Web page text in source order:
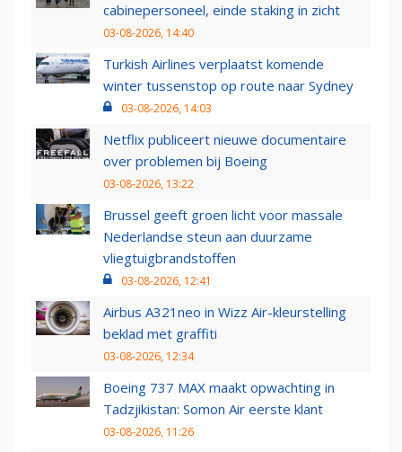
cabinepersoneel, einde staking in zicht
03-08-2026, 14:40
Turkish Airlines verplaatst komende
winter tussenstop op route naar Sydney
03-08-2026, 14:03
Netflix publiceert nieuwe documentaire
over problemen bij Boeing
03-08-2026, 13:22
Brussel geeft groen licht voor massale
Nederlandse steun aan duurzame
vliegtuigbrandstoffen
03-08-2026, 12:41
Airbus A321neo in Wizz Air-kleurstelling
beklad met graffiti
03-08-2026, 12:34
Boeing 737 MAX maakt opwachting in
Tadzjikistan: Somon Air eerste klant
03-08-2026, 11:26